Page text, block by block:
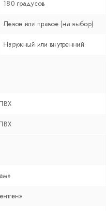
180 градусов
Левое или правое (на выбор)
Наружный или внутренний